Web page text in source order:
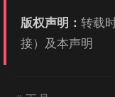
版权声明： 转载
接）及本声明